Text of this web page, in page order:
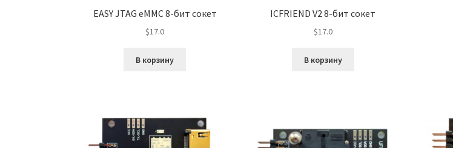
EASY JTAG eMMC 8-бит сокет
$17.0
В корзину
ICFRIEND V2 8-бит сокет
$17.0
В корзину